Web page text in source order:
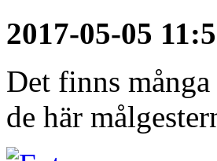
2017-05-05
Det finns
de här